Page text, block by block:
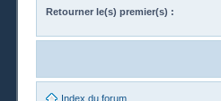
Retourner le(s) premier(s) :
Index du forum